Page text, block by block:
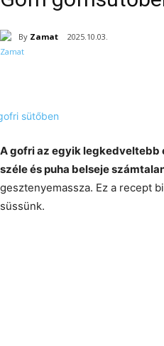
By Zamat 2025.10.03.
A gofri az egyik legkedveltebb
széle és puha belseje
gesztenyemassza. Ez a recept
süssünk.